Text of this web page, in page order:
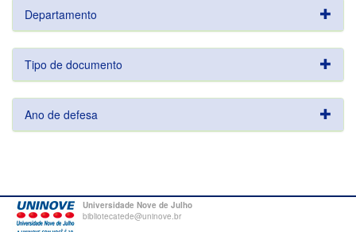
Departamento
Tipo de documento
Ano de defesa
Universidade Nove de Julho
bibliotecatede@uninove.br